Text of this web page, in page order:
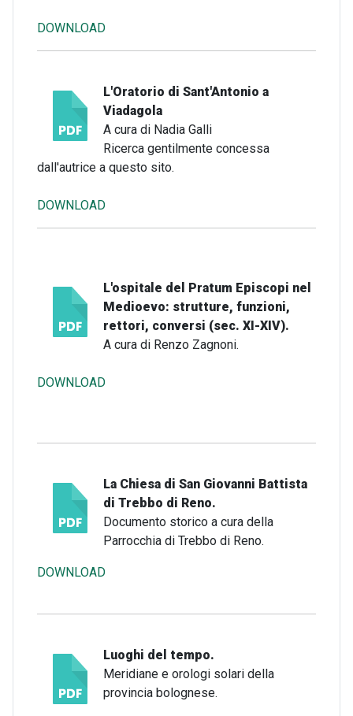
DOWNLOAD
L'Oratorio di Sant'Antonio a
Viadagola
A cura di Nadia Galli
Ricerca gentilmente concessa
dall'autrice a questo sito.
DOWNLOAD
L'ospitale del Pratum Episcopi nel
Medioevo: strutture, funzioni,
rettori, conversi (sec. XI-XIV).
A cura di Renzo Zagnoni.
DOWNLOAD
La Chiesa di San Giovanni Battista
di Trebbo di Reno.
Documento storico a cura della
Parrocchia di Trebbo di Reno.
DOWNLOAD
Luoghi del tempo.
Meridiane e orologi solari della
provincia bolognese.